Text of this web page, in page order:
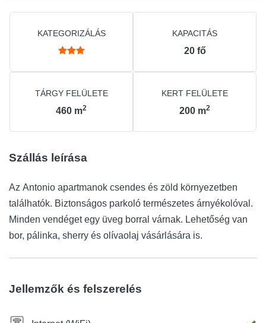
KATEGORIZÁLÁS KAPACITÁS
20 fő
TÁRGY FELÜLETE
460 m2
KERT FELÜLETE
200 m2
Szállás leírása
Az Antonio apartmanok csendes és zöld környezetben
találhatók. Biztonságos parkoló természetes árnyékolóval.
Minden vendéget egy üveg borral várnak. Lehetőség van
bor, pálinka, sherry és olívaolaj vásárlására is.
Jellemzők és felszerelés